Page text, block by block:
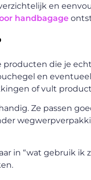
en
handbagage
die je
en
of vult
Ze passen
in “wat gebruik ik